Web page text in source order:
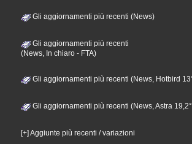
Gli aggiornamenti più recenti (News)
Gli aggiornamenti più recenti
(News, In chiaro - FTA)
Gli aggiornamenti più recenti (News, Hotbird
Gli aggiornamenti più recenti (News, Astra
[+] Aggiunte più recenti / variazioni